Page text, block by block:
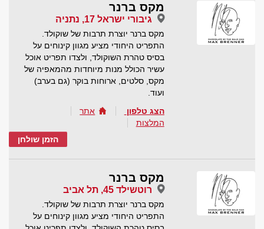
מקס ברנר
גיבורי ישראל 17, נתניה
מקס ברנר יוצרת תרבות של שוקולד.
התפריט היחודי מציע מגוון קינוחים על
בסיס טהרת השוקולד, ולצדו תפריט אוכל
עשיר הכולל מנות מיוחדות מהמאפיה של
מקס, סלטים, ארוחות בוקר (גם בערב)
ועוד.
הצג טלפון
אתר
המלצות
הזמן שולחן
מקס ברנר
רוטשילד 45, תל אביב
מקס ברנר יוצרת תרבות של שוקולד.
התפריט היחודי מציע מגוון קינוחים על